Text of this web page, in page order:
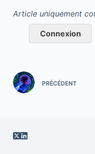
Article uniquement
Connexion
PRÉCÉDENT